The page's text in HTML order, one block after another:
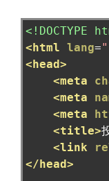
<!DOCTYPE
<html lang=
<head>
<meta
<meta
<meta
<title>
<link
</head>